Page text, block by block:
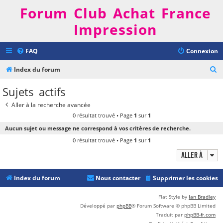
Forum Club Achat France
Impression
FAQ Connexion
Index du forum
h
r
Sujets actifs
Aller à la recherche avancée
0 résultat trouvé • Page 1 sur 1
Aucun sujet ou message ne correspond à vos critères de recherche.
0 résultat trouvé • Page 1 sur 1
Aller à
Index du forum Supprimer les cookies
Nous contacter
Flat Style by Ian Bradley
Développé par phpBB® Forum Software © phpBB Limited
Traduit par phpBB-fr.com